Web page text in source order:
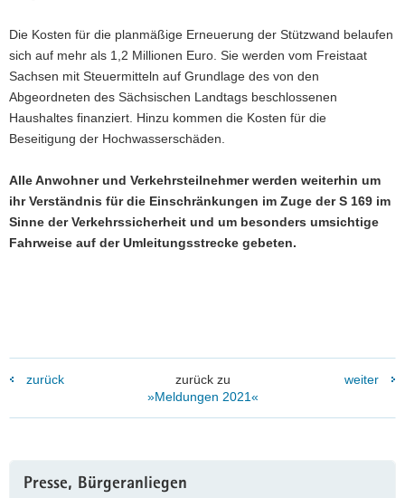
Die Kosten für die planmäßige Erneuerung der Stützwand belaufen
sich auf mehr als 1,2 Millionen Euro. Sie werden vom Freistaat
Sachsen mit Steuermitteln auf Grundlage des von den
Abgeordneten des Sächsischen Landtags beschlossenen
Haushaltes finanziert. Hinzu kommen die Kosten für die
Beseitigung der Hochwasserschäden.
Alle Anwohner und Verkehrsteilnehmer werden weiterhin um
ihr Verständnis für die Einschränkungen im Zuge der S 169 im
Sinne der Verkehrssicherheit und um besonders umsichtige
Fahrweise auf der Umleitungsstrecke gebeten.
zurück
zurück zu
»Meldungen 2021«
weiter
Information
Presse, Bürgeranliegen